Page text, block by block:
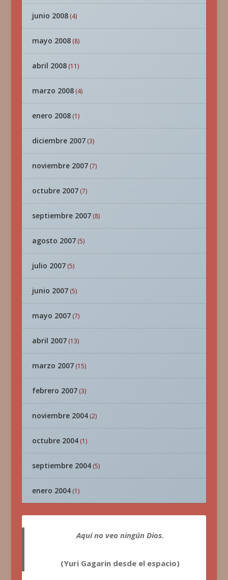
junio 2008(4)
mayo 2008(8)
abril 2008(11)
marzo 2008(4)
enero 2008(1)
diciembre 2007(3)
noviembre 2007(7)
octubre 2007(7)
septiembre 2007(8)
agosto 2007(5)
julio 2007(5)
junio 2007(5)
mayo 2007(7)
abril 2007(13)
marzo 2007(15)
febrero 2007(3)
noviembre 2004(2)
octubre 2004(1)
septiembre 2004(5)
enero 2004(1)
Aquí no veo ningún Dios.
(Yuri Gagarin desde el espacio)